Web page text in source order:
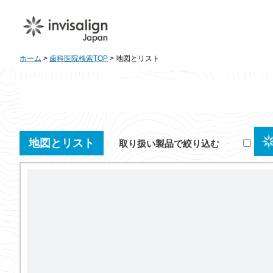
ホーム > 歯科医院検索TOP > 地図とリスト
地図とリスト 取り扱い製品で絞り込む